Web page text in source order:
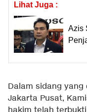
Lihat Juga :
Azis
Dalam sidang yang
Jakarta Pusat,